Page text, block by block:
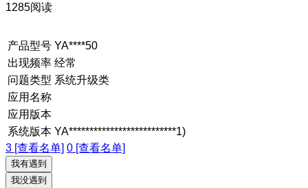
1285阅读
产品型号 YA****50
出现频率 经常
问题类型 系统升级类
应用名称
应用版本
系统版本 YA**************************1)
3 [查看名单] 0 [查看名单]
我有遇到
我没遇到